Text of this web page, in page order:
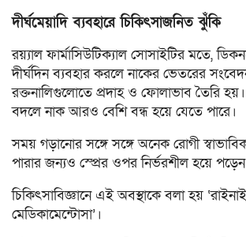
দীর্ঘমেয়াদি ব্যবহারে চিকিৎসাজনিত ঝুঁকি
রয়্যাল ফার্মাসিউটিক্যাল সোসাইটির মতে,
দীর্ঘদিন ব্যবহার করলে নাকের ভেতরের
রক্তনালিগুলোতে প্রদাহ ও ফোলাভাব তৈরি
বদলে নাক আরও বেশি বন্ধ হয়ে যেতে পারে।
সময় গড়ানোর সঙ্গে সঙ্গে অনেক রোগী
পারার জন্যও স্প্রের ওপর নির্ভরশীল হয়ে
চিকিৎসাবিজ্ঞানে এই অবস্থাকে বলা হয়
মেডিকামেন্টোসা’।